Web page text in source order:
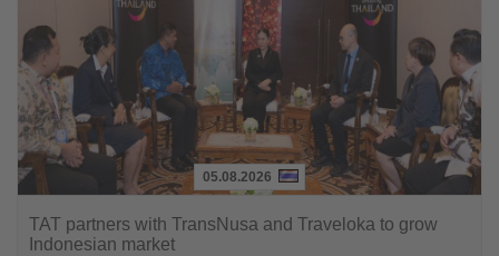
Sie
die
05.08.2026
TAT partners with TransNusa and Traveloka to grow
Indonesian market